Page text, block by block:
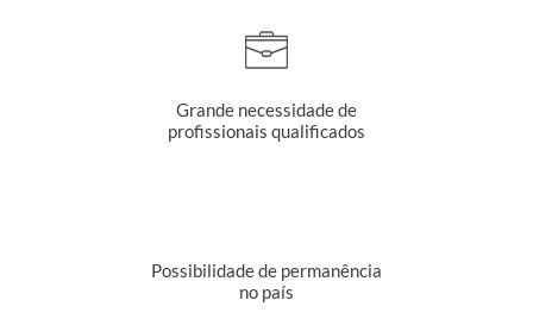
Grande necessidade de
profissionais qualificados
Possibilidade de permanência
no país